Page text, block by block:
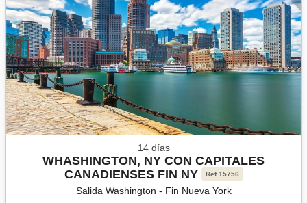
14 días
WHASHINGTON, NY CON CAPITALES
CANADIENSES FIN NY
Ref.15756
Salida Washington - Fin Nueva York